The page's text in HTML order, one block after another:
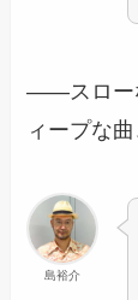
――スロー
ィープな
島裕介